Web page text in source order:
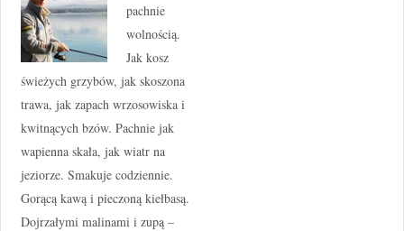
pachnie
wolnością.
Jak kosz
świeżych grzybów, jak skoszona
trawa, jak zapach wrzosowiska i
kwitnących bzów. Pachnie jak
wapienna skała, jak wiatr na
jeziorze. Smakuje codziennie.
Gorącą kawą i pieczoną kiełbasą.
Dojrzałymi malinami i zupą –